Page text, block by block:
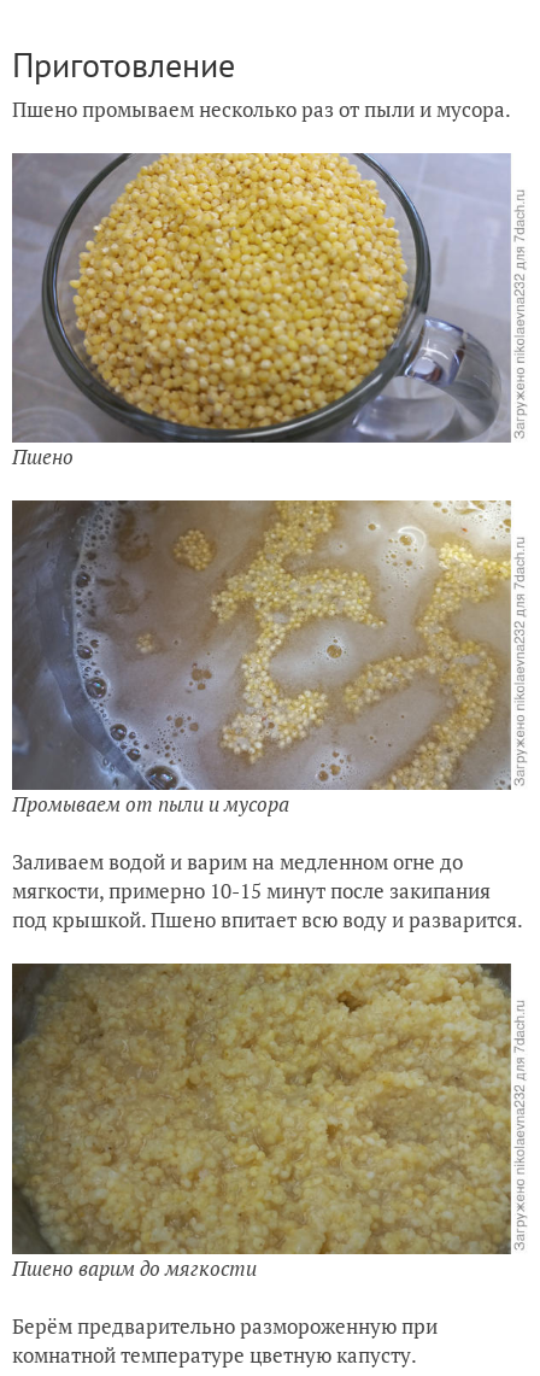
Приготовление
Пшено промываем несколько раз от пыли и мусора.
Пшено
Промываем от пыли и мусора
Заливаем водой и варим на медленном огне до
мягкости, примерно 10-15 минут после закипания
под крышкой. Пшено впитает всю воду и разварится.
Пшено варим до мягкости
Берём предварительно размороженную при
комнатной температуре цветную капусту.